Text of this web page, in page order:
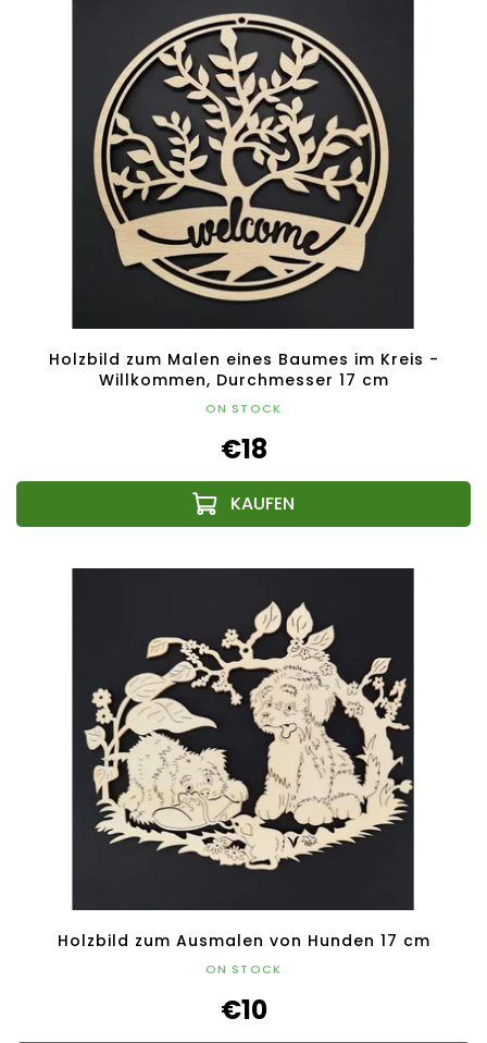
Holzbild zum Malen eines Baumes im Kreis -
Willkommen, Durchmesser 17 cm
ON STOCK
€18
Holzbild zum Ausmalen von Hunden 17 cm
ON STOCK
€10